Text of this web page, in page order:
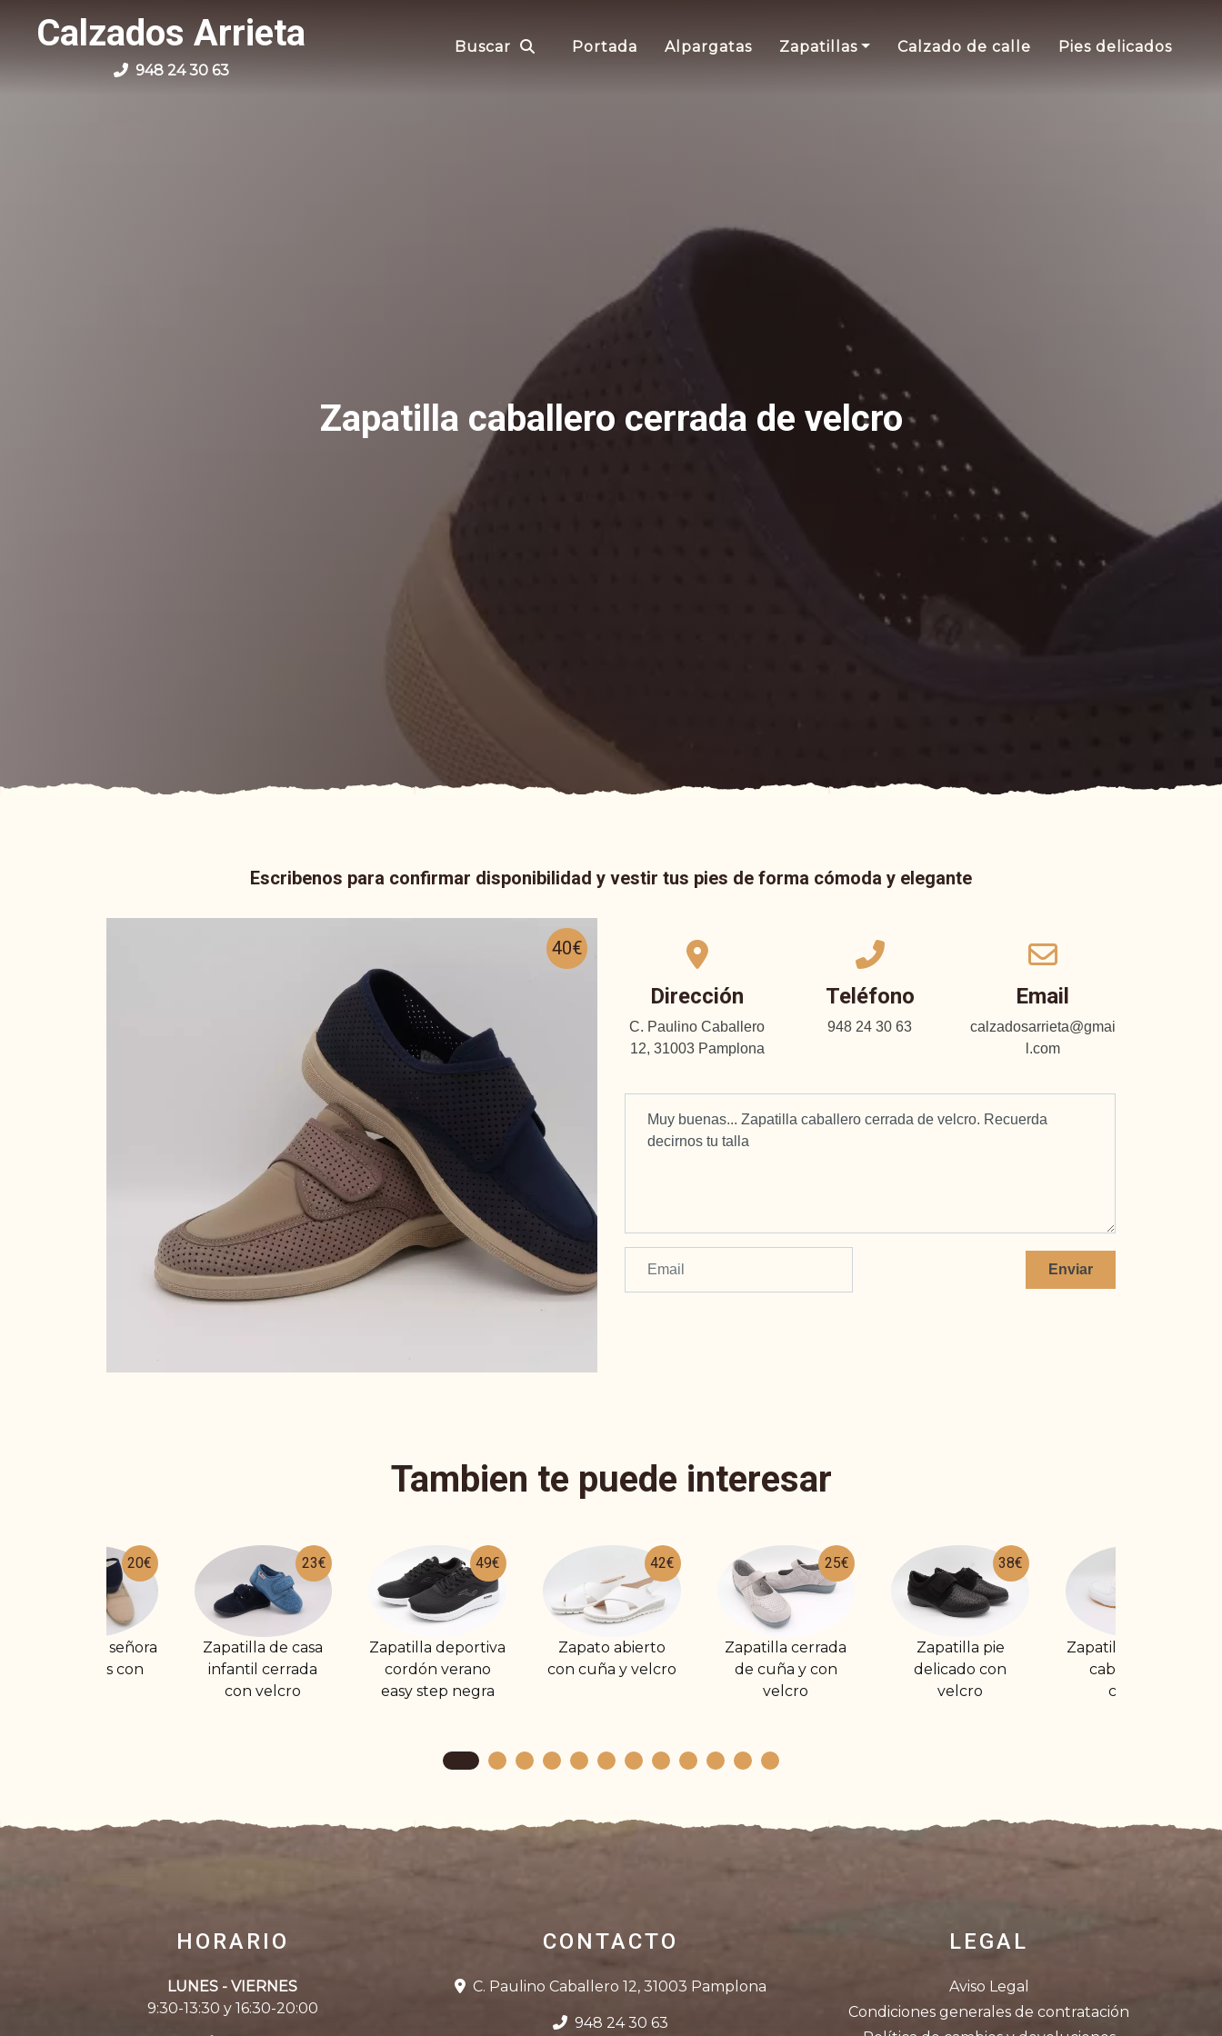
Calzados Arrieta
948 24 30 63
Buscar Portada Alpargatas Zapatillas Calzado de calle Pies delicados
Zapatilla caballero cerrada de velcro
Escribenos para confirmar disponibilidad y vestir tus pies de forma cómoda y elegante
40€
Dirección
C. Paulino Caballero
12, 31003 Pamplona
Teléfono
948 24 30 63
Email
calzadosarrieta@gmai
l.com
Enviar
Tambien te puede interesar
23€
Zapatilla de casa
infantil cerrada
49€
Zapatilla deportiva
cordón verano
easy step negra
42€
Zapato abierto
con cuña y velcro
25€
Zapatilla cerrada
de cuña y con
38€
Zapatilla pie
delicado con
velcro
46€
Zapatilla deportiva
caballero de
cordón
Zapatilla
plantilla de
HORARIO
LUNES - VIERNES
9:30-13:30 y 16:30-20:00
CONTACTO
C. Paulino Caballero 12, 31003 Pamplona
948 24 30 63
LEGAL
Aviso Legal
Condiciones generales de contratación